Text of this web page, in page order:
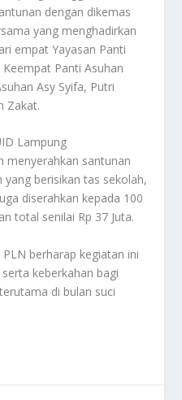
dengan dikemas
yang menghadirkan
empat Yayasan Panti
Panti Asuhan
Asy Syifa, Putri
Zakat.
Lampung
menyerahkan santunan
berisikan tas sekolah,
diserahkan kepada 100
total senilai Rp 37 Juta.
berharap kegiatan ini
keberkahan bagi
di bulan suci